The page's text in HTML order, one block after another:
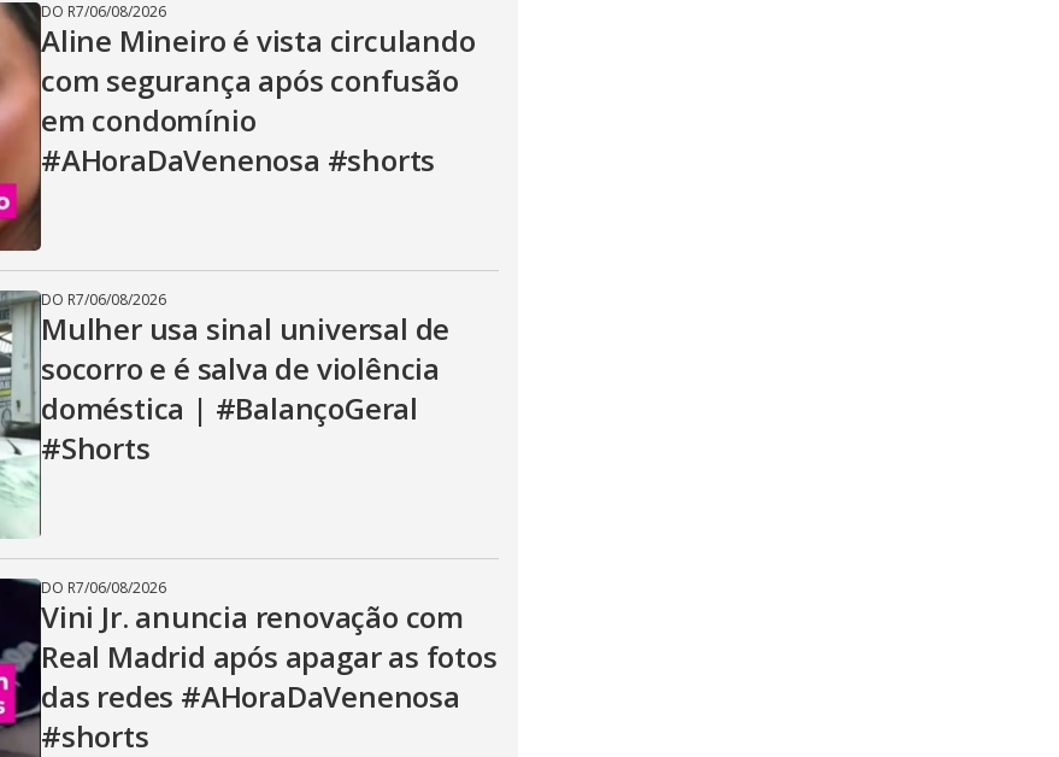
DO R7/06/08/2026
Aline Mineiro é vista circulando
com segurança após confusão
em condomínio
#AHoraDaVenenosa #shorts
DO R7/06/08/2026
Mulher usa sinal universal de
socorro e é salva de violência
doméstica | #BalançoGeral
#Shorts
DO R7/06/08/2026
Vini Jr. anuncia renovação com
Real Madrid após apagar as fotos
das redes #AHoraDaVenenosa
#shorts